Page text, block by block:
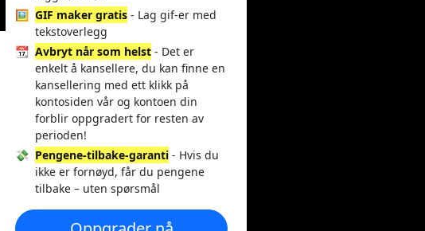
🖼️ GIF maker gratis - Lag gif-er med
tekstoverlegg
📆 Avbryt når som helst - Det er
enkelt å kansellere, du kan finne en
kansellering med ett klikk på
kontosiden vår og kontoen din
forblir oppgradert for resten av
perioden!
💸 Pengene-tilbake-garanti - Hvis du
ikke er fornøyd, får du pengene
tilbake – uten spørsmål